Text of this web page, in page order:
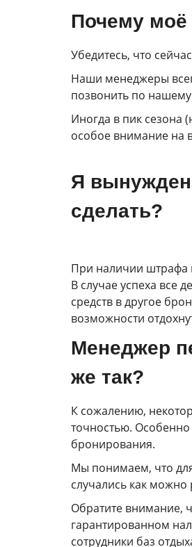
Почему моё
Убедитесь, что
Наши менеджеры
позвонить по
Иногда в пик сезона
особое внимание на
Я вынужден
сделать?
При наличии штрафа
В случае успеха все
средств в другое
возможности
Менеджер
же так?
К сожалению,
точностью. Особенно
бронирования.
Мы понимаем, что
случались как можно
Обратите внимание,
гарантированном
сотрудники баз